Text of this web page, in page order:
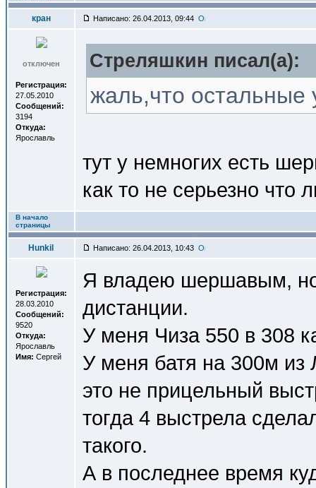
кран Написано: 26.04.2013, 09:44
отключен
Регистрация:
27.05.2010
Сообщений:
3194
Откуда:
Ярославль
Стреляшкин писал(a):
жаль,что остальные
тут у немногих есть
как то не серьезно что
В начало
страницы
Hunkil Написано: 26.04.2013, 10:43
Регистрация:
28.03.2010
Сообщений:
9520
Откуда:
Ярославль
Имя: Сергей
Я владею шершавым, но
дистанции.
У меня Чиза 550 в 308
У меня батя на 300м из
это не прицельный
тогда 4 выстрела
такого.
А в последнее время